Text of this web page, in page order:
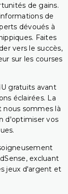
de gains.
de
dévoués à
Faites
vers le succès,
sur les courses
gratuits avant
éclairées. La
nous sommes là
d'optimiser vos
excluant
jeux d'argent et